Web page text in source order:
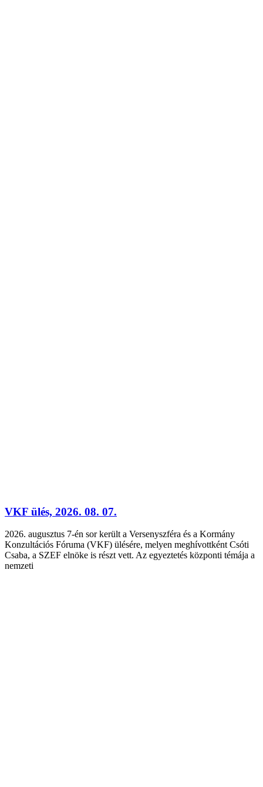
VKF ülés, 2026. 08. 07.
2026. augusztus 7-én sor került a Versenyszféra és a Kormány
Konzultációs Fóruma (VKF) ülésére, melyen meghívottként Csóti
Csaba, a SZEF elnöke is részt vett. Az egyeztetés központi témája a
nemzeti